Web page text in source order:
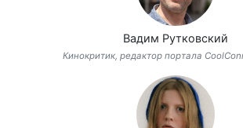
Вадим Рутковский
Кинокритик, редактор портала